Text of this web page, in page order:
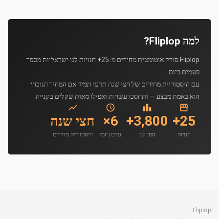
למה Fliplop?
Fliplop סורק אוטומטית מחירים מ-25+ חנויות לגו ישראליות מספר
פעמים ביום.
עם היסטוריית מחירים של חצי שנה תדעו תמיד אם המחיר הנוכחי
הוא באמת מבצע — ותחסכו עשרות ואפילו מאות שקלים בקנייה.
25+
חנויות
3,800+
סטי לגו
6×
עדכון יומי
חצי שנה
היסטוריית מחירים
Fliplop